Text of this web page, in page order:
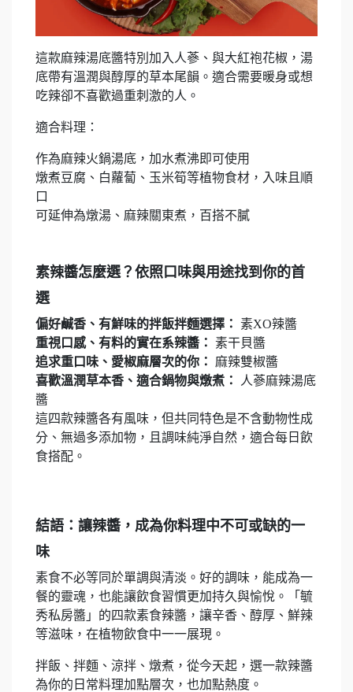
這款麻辣湯底醬特別加入人蔘、與大紅袍花椒，湯
底帶有溫潤與醇厚的草本尾韻。適合需要暖身或想
吃辣卻不喜歡過重刺激的人。
適合料理：
作為麻辣火鍋湯底，加水煮沸即可使用
燉煮豆腐、白蘿蔔、玉米筍等植物食材，入味且順
口
可延伸為燉湯、麻辣關東煮，百搭不膩
素辣醬怎麼選？依照口味與用途找到你的首
選
偏好鹹香、有鮮味的拌飯拌麵選擇： 素XO辣醬
重視口感、有料的實在系辣醬： 素干貝醬
追求重口味、愛椒麻層次的你：
麻辣雙椒醬
喜歡溫潤草本香、適合鍋物與燉煮：
人蔘麻辣湯底
醬
這四款辣醬各有風味，但共同特色是不含動物性成
分、無過多添加物，且調味純淨自然，適合每日飲
食搭配。
結語：讓辣醬，成為你料理中不可或缺的一
味
素食不必等同於單調與清淡。好的調味，能成為一
餐的靈魂，也能讓飲食習慣更加持久與愉悅。「毓
秀私房醬」的四款素食辣醬，讓辛香、醇厚、鮮辣
等滋味，在植物飲食中一一展現。
拌飯、拌麵、涼拌、燉煮，從今天起，選一款辣醬
為你的日常料理加點層次，也加點熱度。